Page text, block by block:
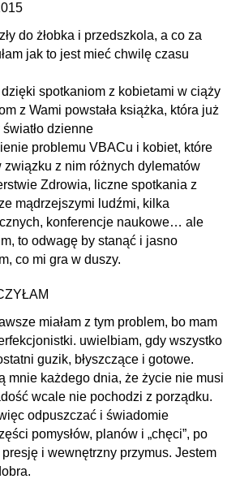
do żłobka i przedszkola, a co za
jak to jest mieć chwilę czasu
spotkaniom z kobietami w ciąży
z Wami powstała książka, która już
dzienne
problemu VBACu i kobiet, które
z nim różnych dylematów
Zdrowia, liczne spotkania z
mądrzejszymi ludźmi, kilka
konferencje naukowe… ale
to odwagę by stanąć i jasno
co mi gra w duszy.
miałam z tym problem, bo mam
uwielbiam, gdy wszystko
guzik, błyszczące i gotowe.
mnie każdego dnia, że życie nie musi
wcale nie pochodzi z porządku.
odpuszczać i świadomie
pomysłów, planów i „chęci”, po
i wewnętrzny przymus. Jestem